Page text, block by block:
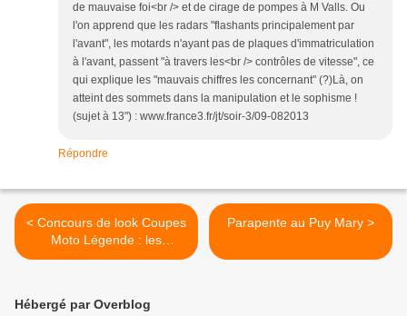
de mauvaise foi<br /> et de cirage de pompes à M Valls. Ou
l'on apprend que les radars "flashants principalement par
l'avant", les motards n'ayant pas de plaques d'immatriculation
à l'avant, passent "à travers les<br /> contrôles de vitesse", ce
qui explique les "mauvais chiffres les concernant" (?)Là, on
atteint des sommets dans la manipulation et le sophisme !
(sujet à 13") : www.france3.fr/jt/soir-3/09-082013
Répondre
< Concours de look Coupes
Moto Légende : les
résultats :
Parapente au Puy Mary >
Hébergé par Overblog